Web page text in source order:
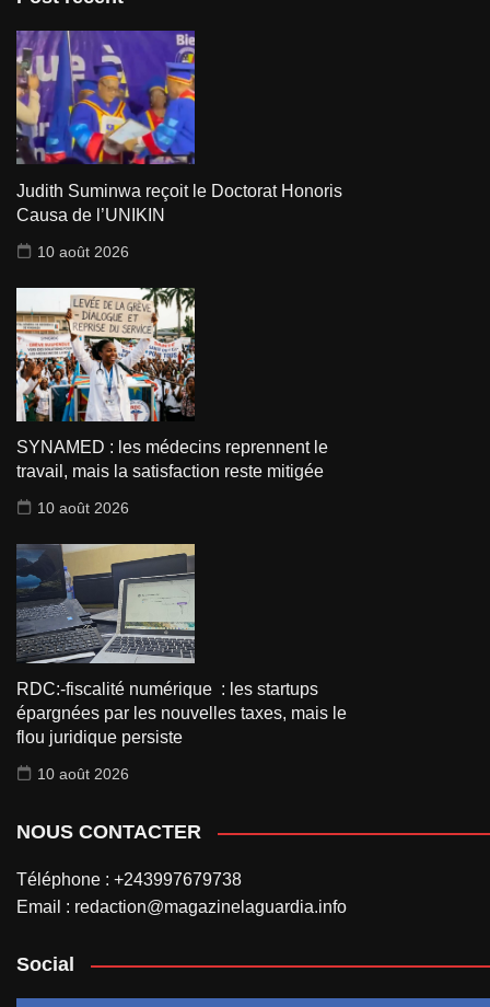
Judith Suminwa reçoit le Doctorat Honoris
Causa de l’UNIKIN
10 août 2026
SYNAMED : les médecins reprennent le
travail, mais la satisfaction reste mitigée
10 août 2026
RDC:-fiscalité numérique : les startups
épargnées par les nouvelles taxes, mais le
flou juridique persiste
10 août 2026
NOUS CONTACTER
Téléphone : +243997679738
Email : redaction@magazinelaguardia.info
Social